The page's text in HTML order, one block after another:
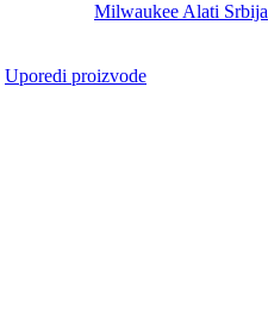
Milwaukee Alati Srbija
Uporedi proizvode